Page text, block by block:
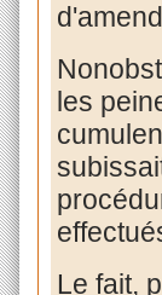
les
Le fait,